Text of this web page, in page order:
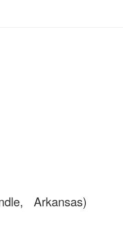
Arkansas)